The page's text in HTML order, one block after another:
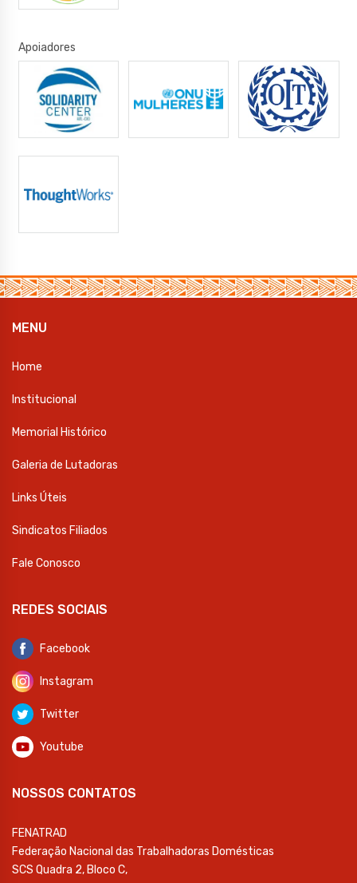
Apoiadores
MENU
Home
Institucional
Memorial Histórico
Galeria de Lutadoras
Links Úteis
Sindicatos Filiados
Fale Conosco
REDES SOCIAIS
Facebook
Instagram
Twitter
Youtube
NOSSOS CONTATOS
FENATRAD
Federação Nacional das Trabalhadoras Domésticas
SCS Quadra 2, Bloco C,